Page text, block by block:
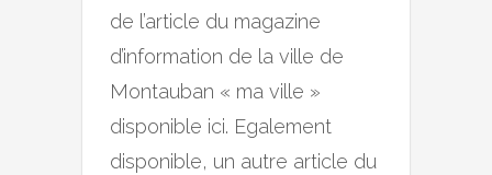
de l’article du magazine
d’information de la ville de
Montauban « ma ville »
disponible ici. Egalement
disponible, un autre article du